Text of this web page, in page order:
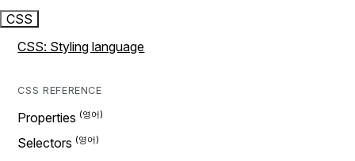
CSS
CSS: Styling language
CSS REFERENCE
Properties
Selectors